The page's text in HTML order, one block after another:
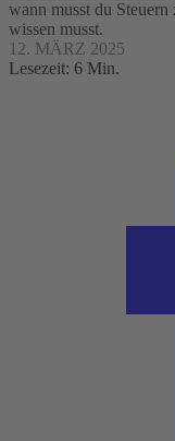
wann musst du
wissen musst.
12. MÄRZ 2025
Lesezeit: 6 Min.